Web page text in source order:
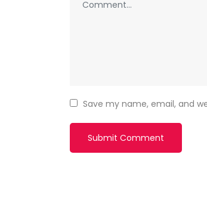
Save my name, email, and